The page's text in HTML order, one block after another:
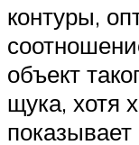
контуры,
объект
щука, хотя
показывает